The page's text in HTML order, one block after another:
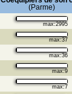
(Parme)
max:2995
max:37
max:36
max:9
max:7